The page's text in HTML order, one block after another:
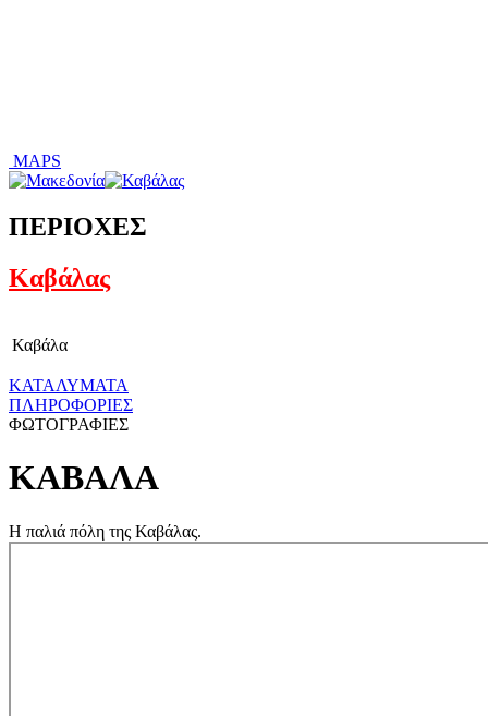
MAPS
ΠΕΡΙΟΧΕΣ
Καβάλας
Καβάλα
ΚΑΤΑΛΥΜΑΤΑ
ΠΛΗΡΟΦΟΡΙΕΣ
ΦΩΤΟΓΡΑΦΙΕΣ
ΚΑΒΑΛΑ
H παλιά πόλη της Καβάλας.